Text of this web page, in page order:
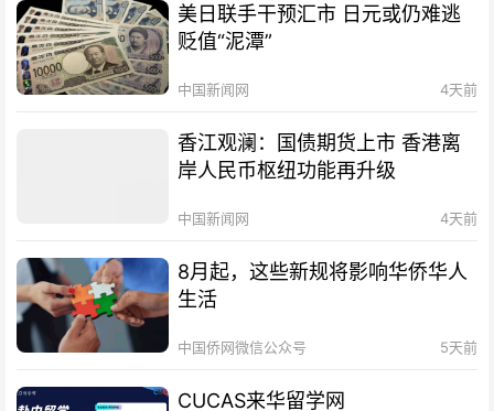
美日联手干预汇市 日元或仍难逃
贬值“泥潭”
中国新闻网 4天前
香江观澜：国债期货上市 香港离
岸人民币枢纽功能再升级
中国新闻网 4天前
8月起，这些新规将影响华侨华人
生活
中国侨网微信公众号 5天前
CUCAS来华留学网